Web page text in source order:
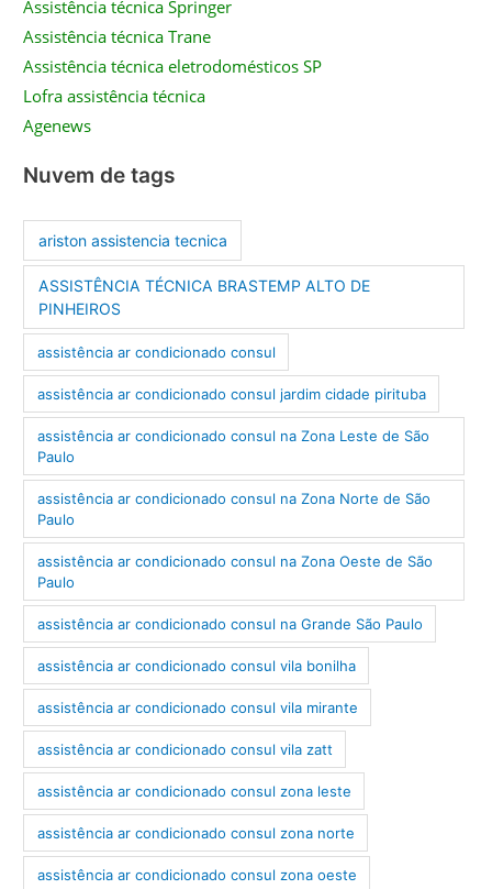
Assistência técnica Springer
Assistência técnica Trane
Assistência técnica eletrodomésticos SP
Lofra assistência técnica
Agenews
Nuvem de tags
ariston assistencia tecnica
ASSISTÊNCIA TÉCNICA BRASTEMP ALTO DE
PINHEIROS
assistência ar condicionado consul
assistência ar condicionado consul jardim cidade pirituba
assistência ar condicionado consul na Zona Leste de São
Paulo
assistência ar condicionado consul na Zona Norte de São
Paulo
assistência ar condicionado consul na Zona Oeste de São
Paulo
assistência ar condicionado consul na Grande São Paulo
assistência ar condicionado consul vila bonilha
assistência ar condicionado consul vila mirante
assistência ar condicionado consul vila zatt
assistência ar condicionado consul zona leste
assistência ar condicionado consul zona norte
assistência ar condicionado consul zona oeste